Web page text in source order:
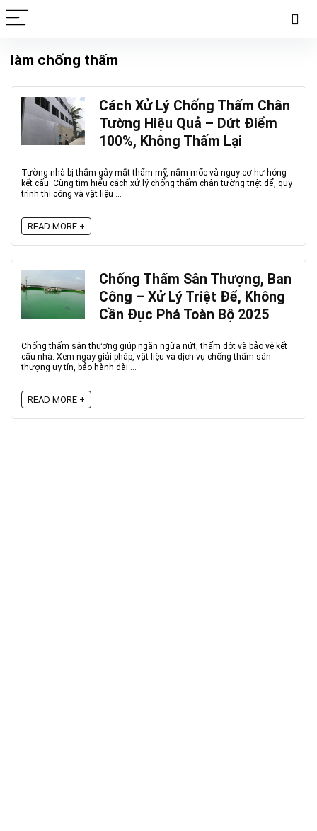
làm chống thấm
Cách Xử Lý Chống Thấm Chân
Tường Hiệu Quả – Dứt Điểm
100%, Không Thấm Lại
Tường nhà bị thấm gây mất thẩm mỹ, nấm mốc và nguy cơ hư hỏng
kết cấu. Cùng tìm hiểu cách xử lý chống thấm chân tường triệt để, quy
trình thi công và vật liệu ...
READ MORE +
Chống Thấm Sân Thượng, Ban
Công – Xử Lý Triệt Để, Không
Cần Đục Phá Toàn Bộ 2025
Chống thấm sân thượng giúp ngăn ngừa nứt, thấm dột và bảo vệ kết
cấu nhà. Xem ngay giải pháp, vật liệu và dịch vụ chống thấm sân
thượng uy tín, bảo hành dài ...
READ MORE +